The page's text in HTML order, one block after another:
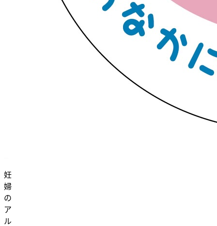
妊
婦
の
ア
ル